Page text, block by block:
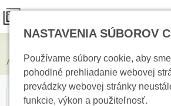
AJAX StreetSiren White Bezdrôtová
NASTAVENIA SÚBOROV
Používame súbory cookie, aby
pohodlné prehliadanie webovej
prevádzky webovej stránky
funkcie, výkon a použiteľnosť.